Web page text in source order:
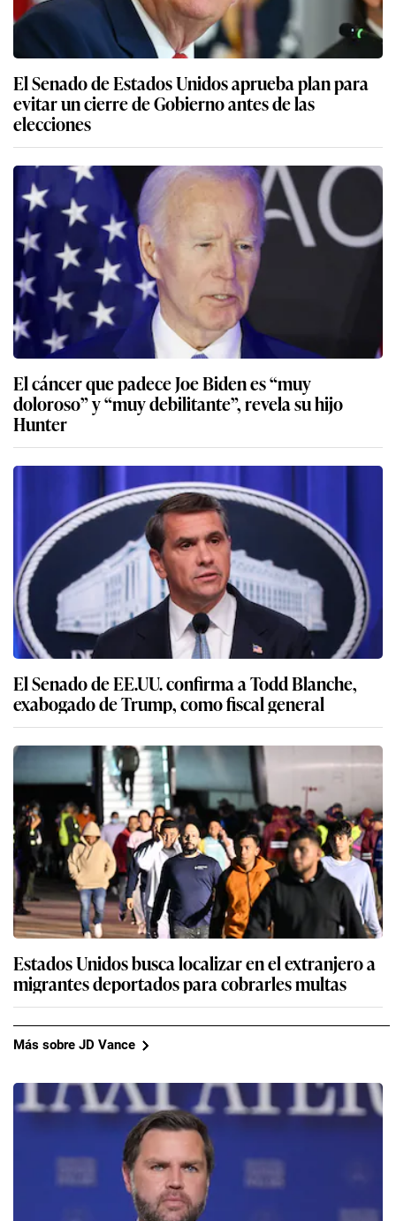
El Senado de Estados Unidos aprueba plan para
evitar un cierre de Gobierno antes de las
elecciones
El cáncer que padece Joe Biden es “muy
doloroso” y “muy debilitante”, revela su hijo
Hunter
El Senado de EE.UU. confirma a Todd Blanche,
exabogado de Trump, como fiscal general
Estados Unidos busca localizar en el extranjero a
migrantes deportados para cobrarles multas
Más sobre JD Vance